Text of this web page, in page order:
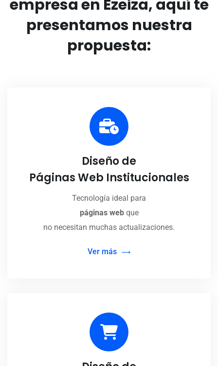
empresa en Ezeiza, aquí te
presentamos nuestra
propuesta:
Diseño de
Páginas Web Institucionales
Tecnología ideal para
páginas webque
no necesitan muchas actualizaciones.
Ver más